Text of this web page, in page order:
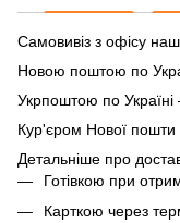
Самовивіз з офісу
Новою поштою по
Укрпоштою по Україні
Кур'єром Нової пошти
Детальніше про
Готівкою при
Карткою через